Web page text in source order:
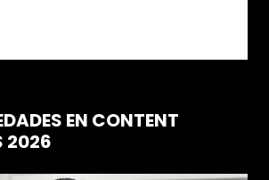
EN CONTENT
2026